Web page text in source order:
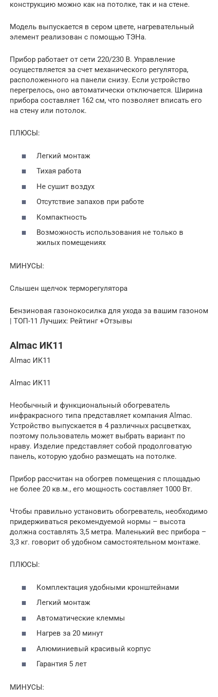
конструкцию можно как на потолке, так и на стене.
Модель выпускается в сером цвете, нагревательный
элемент реализован с помощью ТЭНа.
Прибор работает от сети 220/230 В. Управление
осуществляется за счет механического регулятора,
расположенного на панели снизу. Если устройство
перегрелось, оно автоматически отключается. Ширина
прибора составляет 162 см, что позволяет вписать его
на стену или потолок.
ПЛЮСЫ:
Легкий монтаж
Тихая работа
Не сушит воздух
Отсутствие запахов при работе
Компактность
Возможность использования не только в
жилых помещениях
МИНУСЫ:
Слышен щелчок терморегулятора
Бензиновая газонокосилка для ухода за вашим газоном
| ТОП-11 Лучших: Рейтинг +Отзывы
Almac ИК11
Almac ИК11
Almac ИК11
Необычный и функциональный обогреватель
инфракрасного типа представляет компания Almac.
Устройство выпускается в 4 различных расцветках,
поэтому пользователь может выбрать вариант по
нраву. Изделие представляет собой продолговатую
панель, которую удобно размещать на потолке.
Прибор рассчитан на обогрев помещения с площадью
не более 20 кв.м., его мощность составляет 1000 Вт.
Чтобы правильно установить обогреватель, необходимо
придерживаться рекомендуемой нормы – высота
должна составлять 3,5 метра. Маленький вес прибора –
3,3 кг. говорит об удобном самостоятельном монтаже.
ПЛЮСЫ:
Комплектация удобными кронштейнами
Легкий монтаж
Автоматические клеммы
Нагрев за 20 минут
Алюминиевый красивый корпус
Гарантия 5 лет
МИНУСЫ: